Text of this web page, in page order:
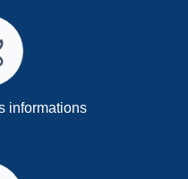
informations